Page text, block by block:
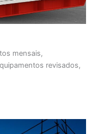
mensais,
revisados,